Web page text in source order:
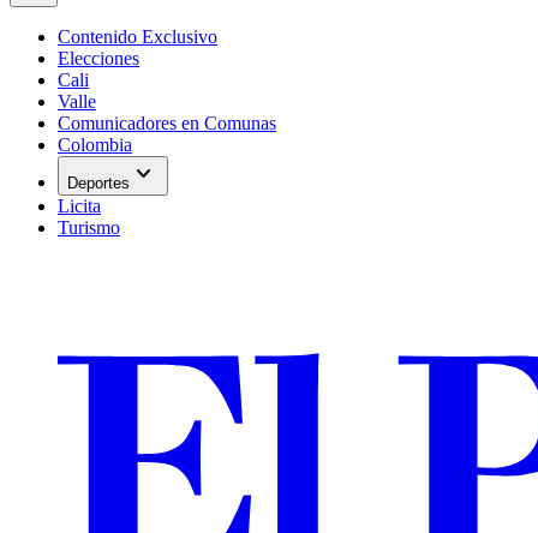
Contenido Exclusivo
Elecciones
Cali
Valle
Comunicadores en Comunas
Colombia
Deportes expand_more
Licita
Turismo